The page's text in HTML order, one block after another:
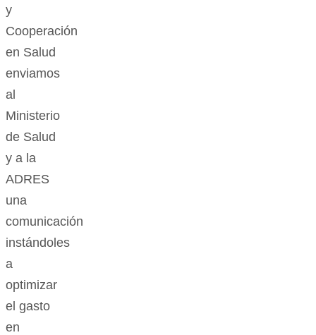
y
Cooperación
en Salud
enviamos
al
Ministerio
de Salud
y a la
ADRES
una
comunicación
instándoles
a
optimizar
el gasto
en